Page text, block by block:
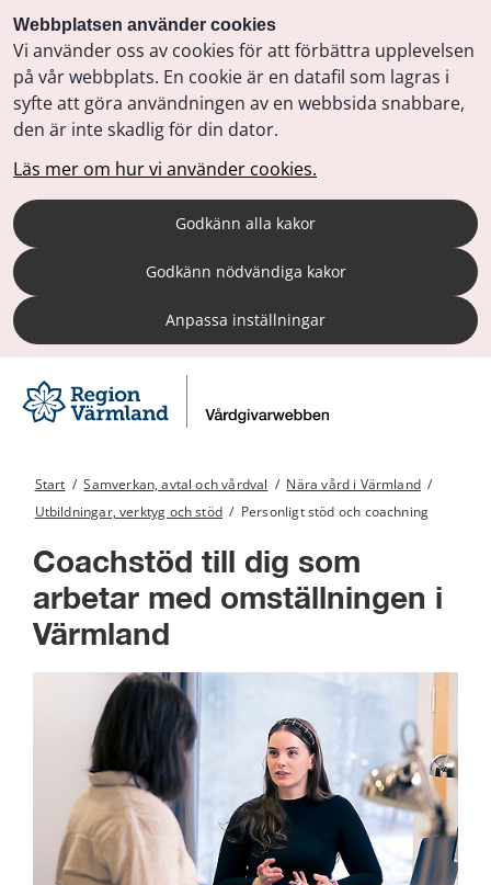
Webbplatsen använder cookies
Vi använder oss av cookies för att förbättra upplevelsen
på vår webbplats. En cookie är en datafil som lagras i
syfte att göra användningen av en webbsida snabbare,
den är inte skadlig för din dator.
Läs mer om hur vi använder cookies.
Godkänn alla kakor
Godkänn nödvändiga kakor
Anpassa inställningar
Start / Samverkan, avtal och vårdval / Nära vård i Värmland /
Utbildningar, verktyg och stöd / Personligt stöd och coachning
Coachstöd till dig som
arbetar med omställningen i
Värmland